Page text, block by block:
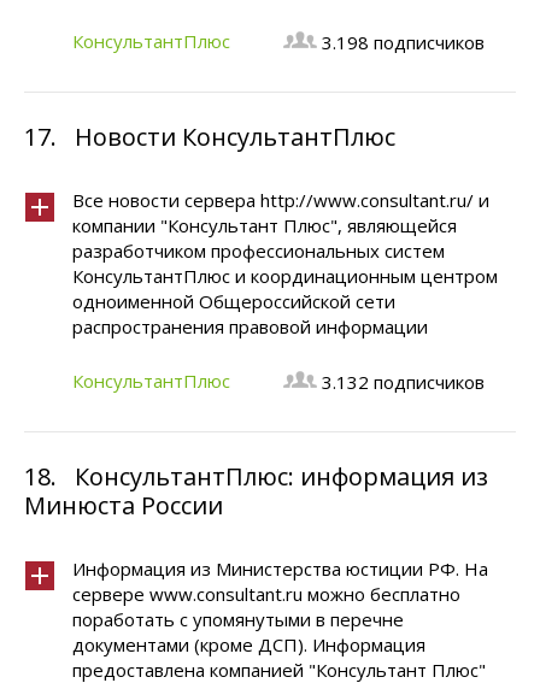
КонсультантПлюс 3.198 подписчиков
17. Новости КонсультантПлюс
Все новости сервера http://www.consultant.ru/ и
компании "Консультант Плюс", являющейся
разработчиком профессиональных систем
КонсультантПлюс и координационным центром
одноименной Общероссийской сети
распространения правовой информации
КонсультантПлюс 3.132 подписчиков
18.
КонсультантПлюс: информация из
Минюста России
Информация из Министерства юстиции РФ. На
сервере www.consultant.ru можно бесплатно
поработать с упомянутыми в перечне
документами (кроме ДСП). Информация
предоставлена компанией "Консультант Плюс"